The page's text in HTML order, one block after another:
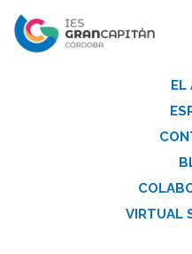
EL
VIRTUAL